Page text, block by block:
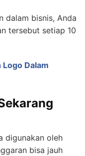
dalam bisnis, Anda
tersebut setiap 10
Dalam
digunakan oleh
bisa jauh